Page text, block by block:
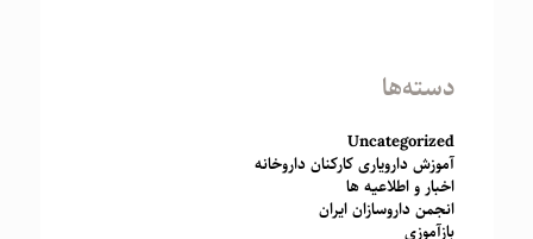
دسته‌ها
Uncategorized
آموزش دارویاری کارکنان داروخانه
اخبار و اطلاعیه ها
انجمن داروسازان ایران
بازآموزی